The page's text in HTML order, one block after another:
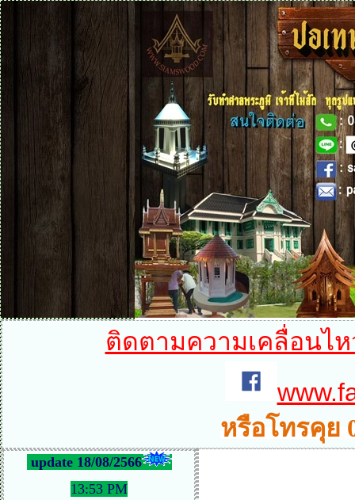
ติดตามความเคลื่อนไ
หรือโทรคุย
update 18/08/2566
13:53 PM